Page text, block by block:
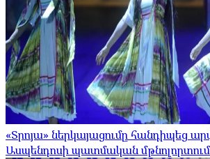
«Տրոյա» ներկայացումը հանդիպեց
Ասպենդոսի պատմական մթնոլորտում